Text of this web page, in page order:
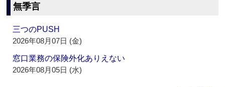
無季言
三つのPUSH
2026年08月07日 (金)
窓口業務の保険外化ありえない
2026年08月05日 (水)